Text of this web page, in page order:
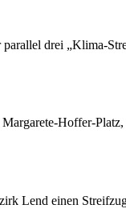
parallel drei „Klima-
Margarete-Hoffer-
Lend einen